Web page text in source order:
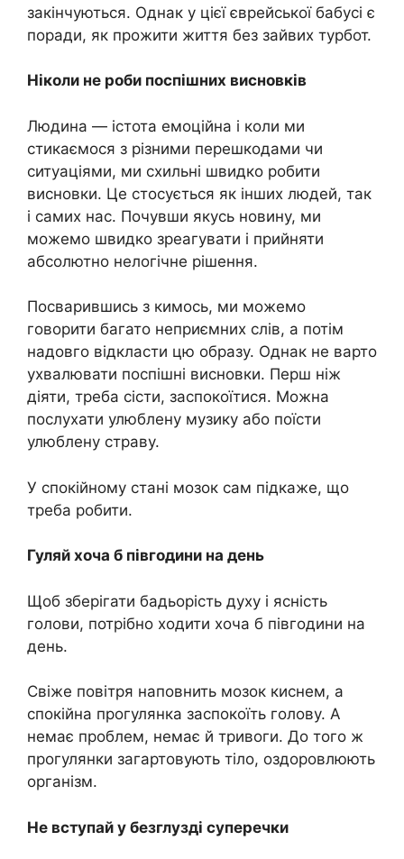
закінчуються. Однак у цієї єврейської бабусі є
поради, як прожити життя без зайвих турбот.
Ніколи не роби поспішних висновків
Людина — істота емоційна і коли ми
стикаємося з різними перешкодами чи
ситуаціями, ми схильні швидко робити
висновки. Це стосується як інших людей, так
і самих нас. Почувши якусь новину, ми
можемо швидко зреагувати і прийняти
абсолютно нелогічне рішення.
Посварившись з кимось, ми можемо
говорити багато неприємних слів, а потім
надовго відкласти цю образу. Однак не варто
ухвалювати поспішні висновки. Перш ніж
діяти, треба сісти, заспокоїтися. Можна
послухати улюблену музику або поїсти
улюблену страву.
У спокійному стані мозок сам підкаже, що
треба робити.
Гуляй хоча б півгодини на день
Щоб зберігати бадьорість духу і ясність
голови, потрібно ходити хоча б півгодини на
день.
Свіже повітря наповнить мозок киснем, а
спокійна прогулянка заспокоїть голову. А
немає проблем, немає й тривоги. До того ж
прогулянки загартовують тіло, оздоровлюють
організм.
Не вступай у безглузді суперечки